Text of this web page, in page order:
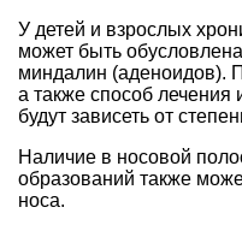
У детей и взрослых
может быть
миндалин (аденоидов).
а также способ
будут зависеть от
Наличие в носовой
образований также
носа.